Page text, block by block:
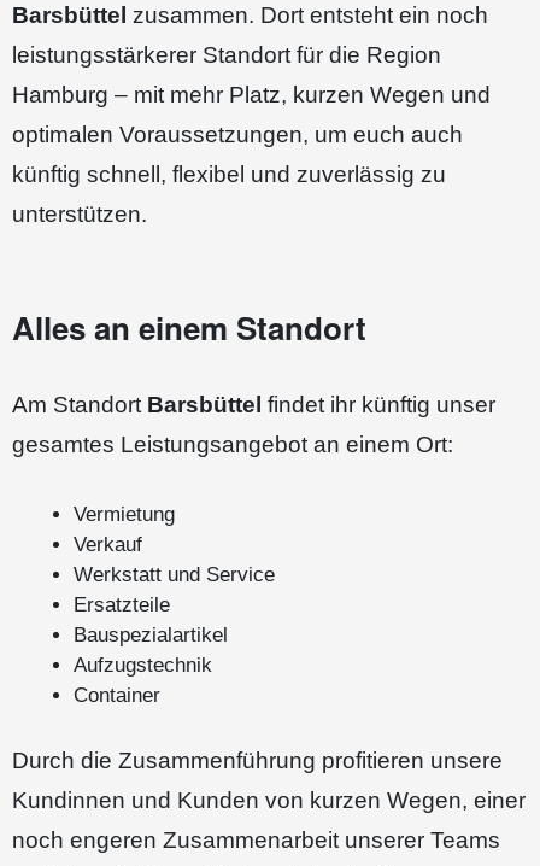
Barsbüttel zusammen. Dort entsteht ein noch
leistungsstärkerer Standort für die Region
Hamburg – mit mehr Platz, kurzen Wegen und
optimalen Voraussetzungen, um euch auch
künftig schnell, flexibel und zuverlässig zu
unterstützen.
Alles an einem Standort
Am Standort Barsbüttel findet ihr künftig unser
gesamtes Leistungsangebot an einem Ort:
Vermietung
Verkauf
Werkstatt und Service
Ersatzteile
Bauspezialartikel
Aufzugstechnik
Container
Durch die Zusammenführung profitieren unsere
Kundinnen und Kunden von kurzen Wegen, einer
noch engeren Zusammenarbeit unserer Teams